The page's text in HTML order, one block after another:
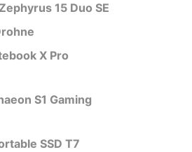
15 Duo SE
X Pro
S1 Gaming
SSD T7